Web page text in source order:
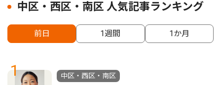
中区・西区・南区 人気記事ランキング
前日 1週間 1か月
1
中区・西区・南区